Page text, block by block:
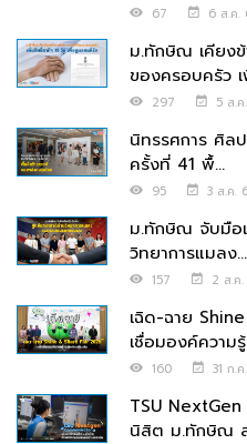
67 6 ส.ค.
ม.ทักษิณ เคียงข้
ของครอบครัว
297 5 ส.
นิทรรศการ ศิล
ครั้งที่ 41 พื้...
95 3 ส.ค.
ม.ทักษิณ จับมือ
วิทยาการแมลง...
157 2 ส.ค
เฉิด-ฉาย
เชื่อมองค์ความ
160 31 ก.
TSU
นิสิต ม.ทักษิณ ส